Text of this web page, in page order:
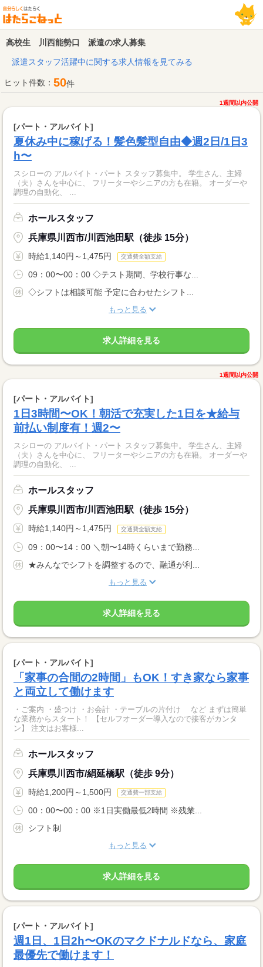
高校生 川西能勢口 派遣の求人募集
派遣スタッフ活躍中に関する求人情報を見てみる
ヒット件数： 50件
1週間以内公開
[パート・アルバイト]
夏休み中に稼げる！髪色髪型自由◆週2日/1日3
h〜
スシローの アルバイト・パート スタッフ募集中。 学生さん、主婦
（夫）さんを中心に、 フリーターやシニアの方も在籍。 オーダーや
調理の自動化、 ...
ホールスタッフ
兵庫県川西市/川西池田駅（徒歩 15分）
時給1,140円～1,475円 交通費全額支給
09：00〜00：00 ◇テスト期間、学校行事な...
◇シフトは相談可能 予定に合わせたシフト...
もっと見る
求人詳細を見る
1週間以内公開
[パート・アルバイト]
1日3時間〜OK！朝活で充実した1日を★給与
前払い制度有！週2〜
スシローの アルバイト・パート スタッフ募集中。 学生さん、主婦
（夫）さんを中心に、 フリーターやシニアの方も在籍。 オーダーや
調理の自動化、 ...
ホールスタッフ
兵庫県川西市/川西池田駅（徒歩 15分）
時給1,140円～1,475円 交通費全額支給
09：00〜14：00 ＼朝〜14時くらいまで勤務...
★みんなでシフトを調整するので、融通が利...
もっと見る
求人詳細を見る
[パート・アルバイト]
「家事の合間の2時間」もOK！すき家なら家事
と両立して働けます
・ご案内 ・盛つけ ・お会計 ・テーブルの片付け など まずは簡単
な業務からスタート！ 【セルフオーダー導入なので接客がカンタ
ン】 注文はお客様...
ホールスタッフ
兵庫県川西市/絹延橋駅（徒歩 9分）
時給1,200円～1,500円 交通費一部支給
00：00〜00：00 ※1日実働最低2時間 ※残業...
シフト制
もっと見る
求人詳細を見る
[パート・アルバイト]
週1日、1日2h〜OKのマクドナルドなら、家庭
最優先で働けます！